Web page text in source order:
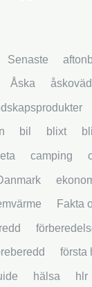
Senaste
Åska
bil blixt
camping
Fakta
första
hälsa hlr